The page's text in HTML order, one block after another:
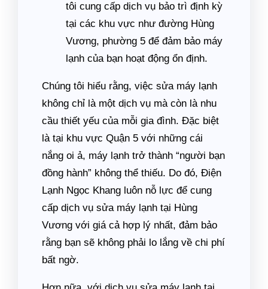
tôi cung cấp dịch vụ bảo trì định kỳ
tại các khu vực như đường Hùng
Vương, phường 5 để đảm bảo máy
lạnh của bạn hoạt động ổn định.
Chúng tôi hiểu rằng, việc sửa máy lạnh
không chỉ là một dịch vụ mà còn là nhu
cầu thiết yếu của mỗi gia đình. Đặc biệt
là tại khu vực Quận 5 với những cái
nắng oi ả, máy lạnh trở thành “người bạn
đồng hành” không thể thiếu. Do đó, Điện
Lạnh Ngọc Khang luôn nỗ lực để cung
cấp dịch vụ sửa máy lạnh tại Hùng
Vương với giá cả hợp lý nhất, đảm bảo
rằng bạn sẽ không phải lo lắng về chi phí
bất ngờ.